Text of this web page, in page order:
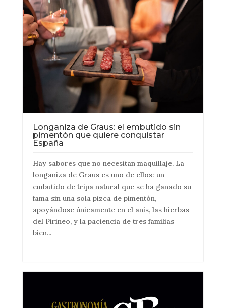
Longaniza de Graus: el embutido sin
pimentón que quiere conquistar
España
Hay sabores que no necesitan maquillaje. La
longaniza de Graus es uno de ellos: un
embutido de tripa natural que se ha ganado su
fama sin una sola pizca de pimentón,
apoyándose únicamente en el anís, las hierbas
del Pirineo, y la paciencia de tres familias
bien...